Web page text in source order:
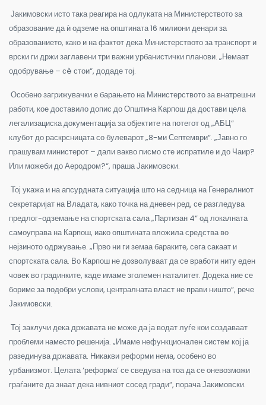
Јакимовски исто така реагира на одлуката на Министерството за
образование да ѝ одземе на општината 16 милиони денари за
образованието, како и на фактот дека Министерството за транспорт и
врски ги држи заглавени три важни урбанистички планови. „Немаат
одобрување – сè стои“, додаде тој.
Особено загрижувачки е барањето на Министерството за внатрешни
работи, кое доставило допис до Општина Карпош да достави цела
легализациска документација за објектите на потегот од „АБЦ“
клубот до раскрсницата со булеварот „8-ми Септември“. „Јавно го
прашувам министерот – дали вакво писмо сте испратиле и до Чаир?
Или можеби до Аеродром?“, праша Јакимовски.
Тој укажа и на апсурдната ситуација што на седница на Генералниот
секретаријат на Владата, како точка на дневен ред, се разгледува
предлог-одземање на спортската сала „Партизан 4“ од локалната
самоуправа на Карпош, иако општината вложила средства во
нејзиното одржување. „Прво ни ги земаа бараките, сега сакаат и
спортската сала. Во Карпош не дозволуваат да се вработи ниту еден
човек во градинките, каде имаме зголемен наталитет. Додека ние се
бориме за подобри услови, централната власт не прави ништо“, рече
Јакимовски.
Тој заклучи дека државата не може да ја водат луѓе кои создаваат
проблеми наместо решенија. „Имаме нефункционален систем кој ја
разединува државата. Никакви реформи нема, особено во
урбанизмот. Целата ‘реформа’ се сведува на тоа да се оневозможи
граѓаните да знаат дека нивниот сосед гради“, порача Јакимовски.